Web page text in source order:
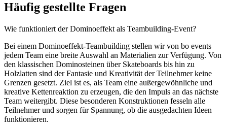
Häufig gestellte Fragen
Wie funktioniert der Dominoeffekt als Teambuilding-Event?
Bei einem Dominoeffekt-Teambuilding stellen wir von bo events
jedem Team eine breite Auswahl an Materialien zur Verfügung. Von
den klassischen Dominosteinen über Skateboards bis hin zu
Holzlatten sind der Fantasie und Kreativität der Teilnehmer keine
Grenzen gesetzt. Ziel ist es, als Team eine außergewöhnliche und
kreative Kettenreaktion zu erzeugen, die den Impuls an das nächste
Team weitergibt. Diese besonderen Konstruktionen fesseln alle
Teilnehmer und sorgen für Spannung, ob die ausgedachten Ideen
funktionieren.